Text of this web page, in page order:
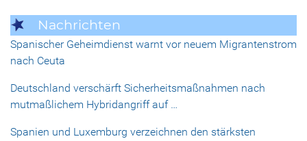
Nachrichten
Spanischer Geheimdienst warnt vor neuem Migrantenstrom
nach Ceuta
Deutschland verschärft Sicherheitsmaßnahmen nach
mutmaßlichem Hybridangriff auf …
Spanien und Luxemburg verzeichnen den stärksten